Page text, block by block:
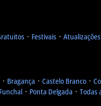
᛫ Festivais ᛫ Atualizações
᛫ Bragança ᛫ Castelo Branco ᛫
Funchal ᛫ Ponta Delgada ᛫ Todas